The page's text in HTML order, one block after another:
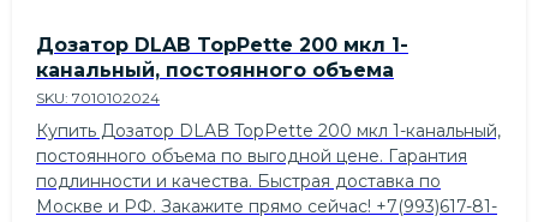
Дозатор DLAB TopPette 200 мкл 1-
канальный, постоянного объема
SKU: 7010102024
Купить Дозатор DLAB TopPette 200 мкл 1-канальный,
постоянного объема по выгодной цене. Гарантия
подлинности и качества. Быстрая доставка по
Москве и РФ. Закажите прямо сейчас! +7(993)617-81-